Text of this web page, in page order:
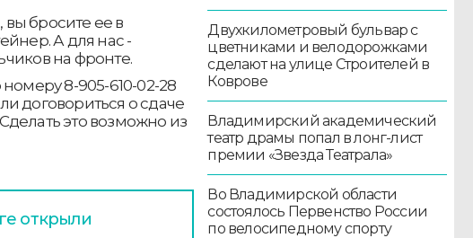
вы бросите ее в
А для нас -
на фронте.
8-905-610-02-28
договориться о сдаче
это возможно из
открыли
Двухкилометровый бульвар с
цветниками и велодорожками
сделают на улице Строителей в
Коврове
Владимирский академический
театр драмы попал в лонг-лист
премии «Звезда Театрала»
Во Владимирской области
состоялось Первенство России
по велосипедному спорту